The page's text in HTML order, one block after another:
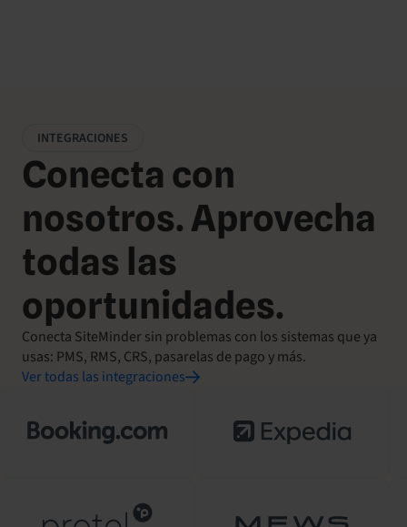
INTEGRACIONES
Conecta con
nosotros. Aprovecha
todas las
oportunidades.
Conecta SiteMinder sin problemas con los sistemas que ya
usas: PMS, RMS, CRS, pasarelas de pago y más.
Ver todas las integraciones